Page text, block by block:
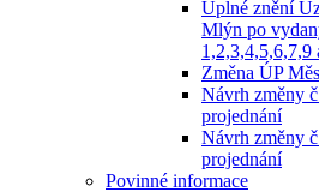
Úplné znění
Mlýn po
1,2,3,4,5,6,7,9
Změna ÚP
Návrh změny
projednání
Návrh změny
projednání
Povinné informace